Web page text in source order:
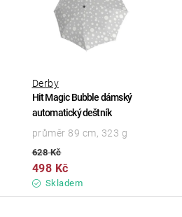
Hit Magic Bubble dámský
automatický deštník
Derby
Skladem
498 Kč
628 Kč
průměr 89 cm, 323 g